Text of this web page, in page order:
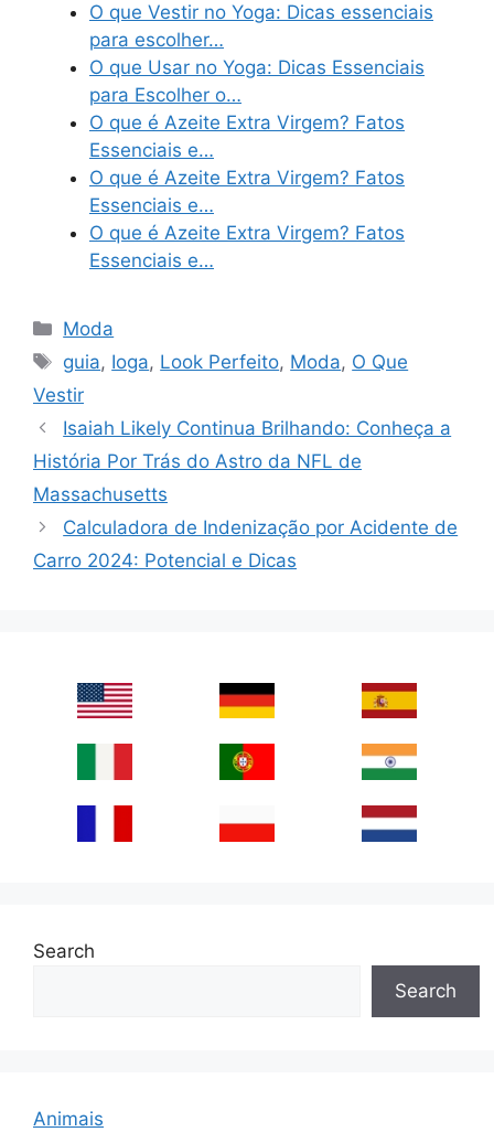
O que Vestir no Yoga: Dicas essenciais
para escolher…
O que Usar no Yoga: Dicas Essenciais
para Escolher o…
O que é Azeite Extra Virgem? Fatos
Essenciais e…
O que é Azeite Extra Virgem? Fatos
Essenciais e…
O que é Azeite Extra Virgem? Fatos
Essenciais e…
Categories
Moda
Tags
guia, Ioga, Look Perfeito, Moda, O Que
Vestir
Isaiah Likely Continua Brilhando: Conheça a
História Por Trás do Astro da NFL de
Massachusetts
Calculadora de Indenização por Acidente de
Carro 2024: Potencial e Dicas
Search
Search
Animais